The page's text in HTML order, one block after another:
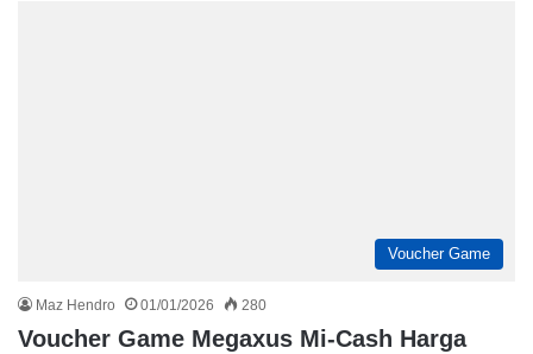
Voucher Game
Maz Hendro 01/01/2026 280
Voucher Game Megaxus Mi-Cash Harga